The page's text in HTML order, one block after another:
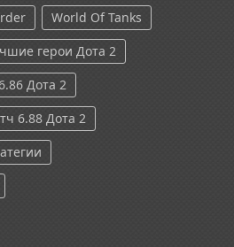
World Of Tanks
герои Дота 2
Дота 2
6.88 Дота 2